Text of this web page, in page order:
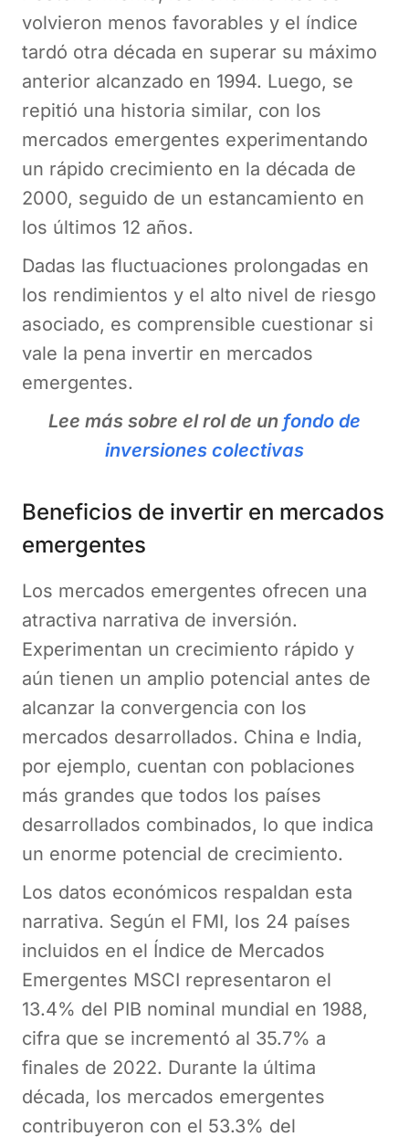
volvieron menos favorables y el índice
tardó otra década en superar su máximo
anterior alcanzado en 1994. Luego, se
repitió una historia similar, con los
mercados emergentes experimentando
un rápido crecimiento en la década de
2000, seguido de un estancamiento en
los últimos 12 años.
Dadas las fluctuaciones prolongadas en
los rendimientos y el alto nivel de riesgo
asociado, es comprensible cuestionar si
vale la pena invertir en mercados
emergentes.
Lee más sobre el rol de un fondo de
inversiones colectivas
Beneficios de invertir en mercados
emergentes
Los mercados emergentes ofrecen una
atractiva narrativa de inversión.
Experimentan un crecimiento rápido y
aún tienen un amplio potencial antes de
alcanzar la convergencia con los
mercados desarrollados. China e India,
por ejemplo, cuentan con poblaciones
más grandes que todos los países
desarrollados combinados, lo que indica
un enorme potencial de crecimiento.
Los datos económicos respaldan esta
narrativa. Según el FMI, los 24 países
incluidos en el Índice de Mercados
Emergentes MSCI representaron el
13.4% del PIB nominal mundial en 1988,
cifra que se incrementó al 35.7% a
finales de 2022. Durante la última
década, los mercados emergentes
contribuyeron con el 53.3% del